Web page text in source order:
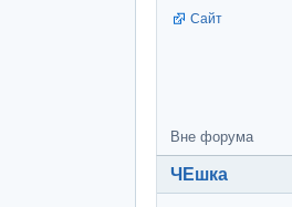
Сайт
Вне форума
ЧЕшка